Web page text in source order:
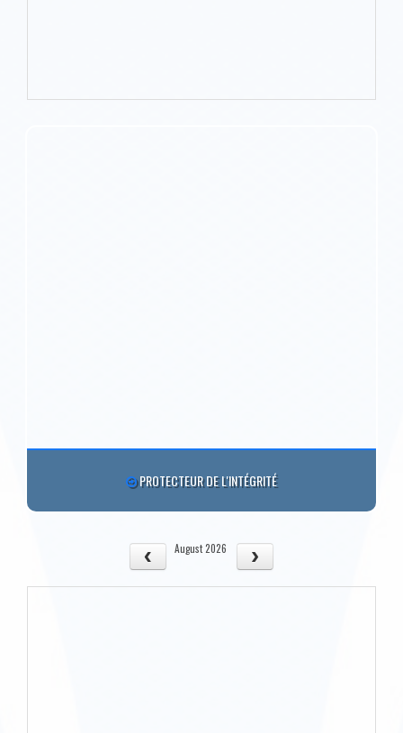
PROTECTEUR DE L'INTÉGRITÉ
August 2026